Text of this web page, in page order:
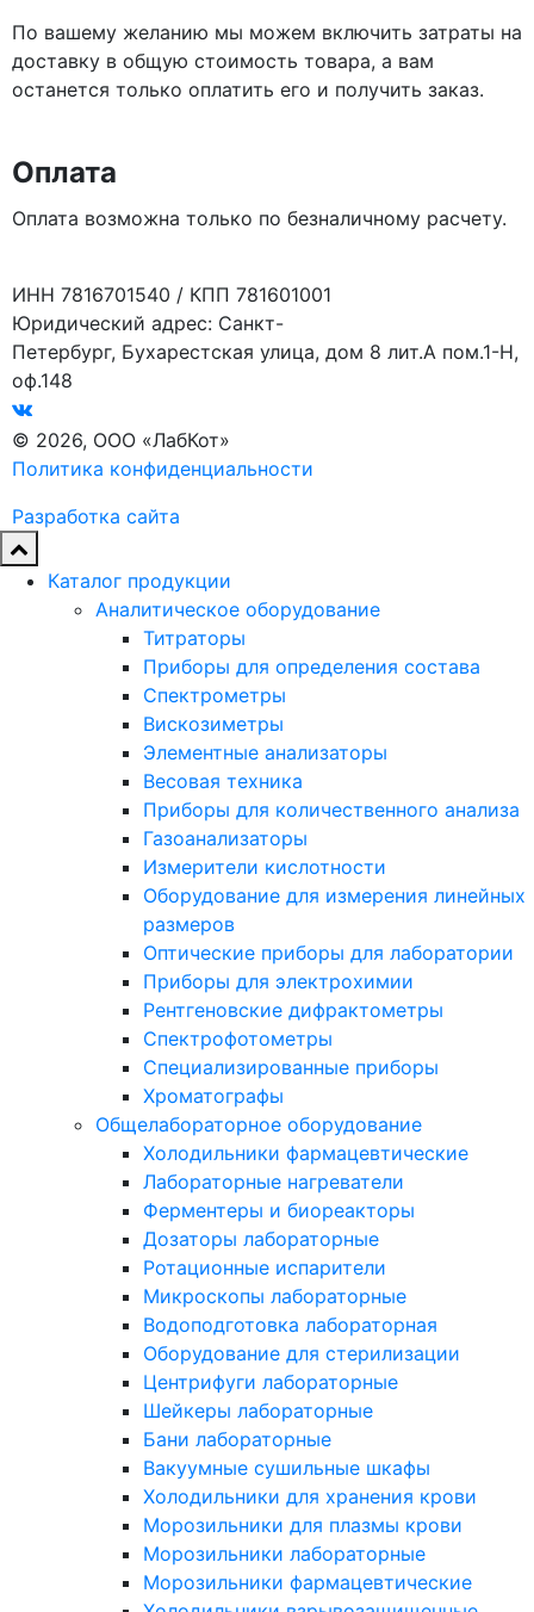
По вашему желанию мы можем включить затраты на
доставку в общую стоимость товара, а вам
останется только оплатить его и получить заказ.
Оплата
Оплата возможна только по безналичному расчету.
ИНН 7816701540 / КПП 781601001
Юридический адрес: Санкт-
Петербург, Бухарестская улица, дом 8 лит.А пом.1-Н,
оф.148
© 2026, ООО «ЛабКот»
Политика конфиденциальности
Разработка сайта
Каталог продукции
Аналитическое оборудование
Титраторы
Приборы для определения состава
Спектрометры
Вискозиметры
Элементные анализаторы
Весовая техника
Приборы для количественного анализа
Газоанализаторы
Измерители кислотности
Оборудование для измерения линейных
размеров
Оптические приборы для лаборатории
Приборы для электрохимии
Рентгеновские дифрактометры
Спектрофотометры
Специализированные приборы
Хроматографы
Общелабораторное оборудование
Холодильники фармацевтические
Лабораторные нагреватели
Ферментеры и биореакторы
Дозаторы лабораторные
Ротационные испарители
Микроскопы лабораторные
Водоподготовка лабораторная
Оборудование для стерилизации
Центрифуги лабораторные
Шейкеры лабораторные
Бани лабораторные
Вакуумные сушильные шкафы
Холодильники для хранения крови
Морозильники для плазмы крови
Морозильники лабораторные
Морозильники фармацевтические